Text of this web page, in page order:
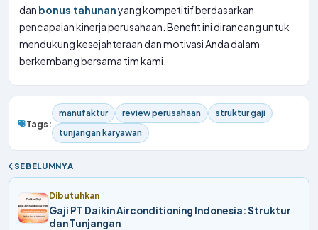
dan bonus tahunanyang kompetitif berdasarkan
pencapaian kinerja perusahaan. Benefit ini dirancang untuk
mendukung kesejahteraan dan motivasi Anda dalam
berkembang bersama tim kami.
Tags:
manufaktur review perusahaan
struktur gaji
tunjangan karyawan
SEBELUMNYA
Dibutuhkan
Gaji PT Daikin Airconditioning Indonesia: Struktur
dan Tunjangan